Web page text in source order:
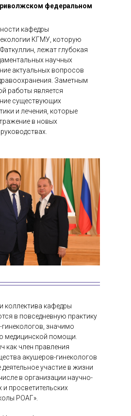
федеральном
коллектива кафедры
в повседневную практику
значимо
медицинской помощи.
как член правления
акушеров-гинекологов
участие в жизни
в организации научно-
и просветительских
РОАГ».
кафедры
КГМУ, которую
лежат глубокая
научных
актуальных вопросов
Заметным
работы является
существующих
и лечения, которые
в новых